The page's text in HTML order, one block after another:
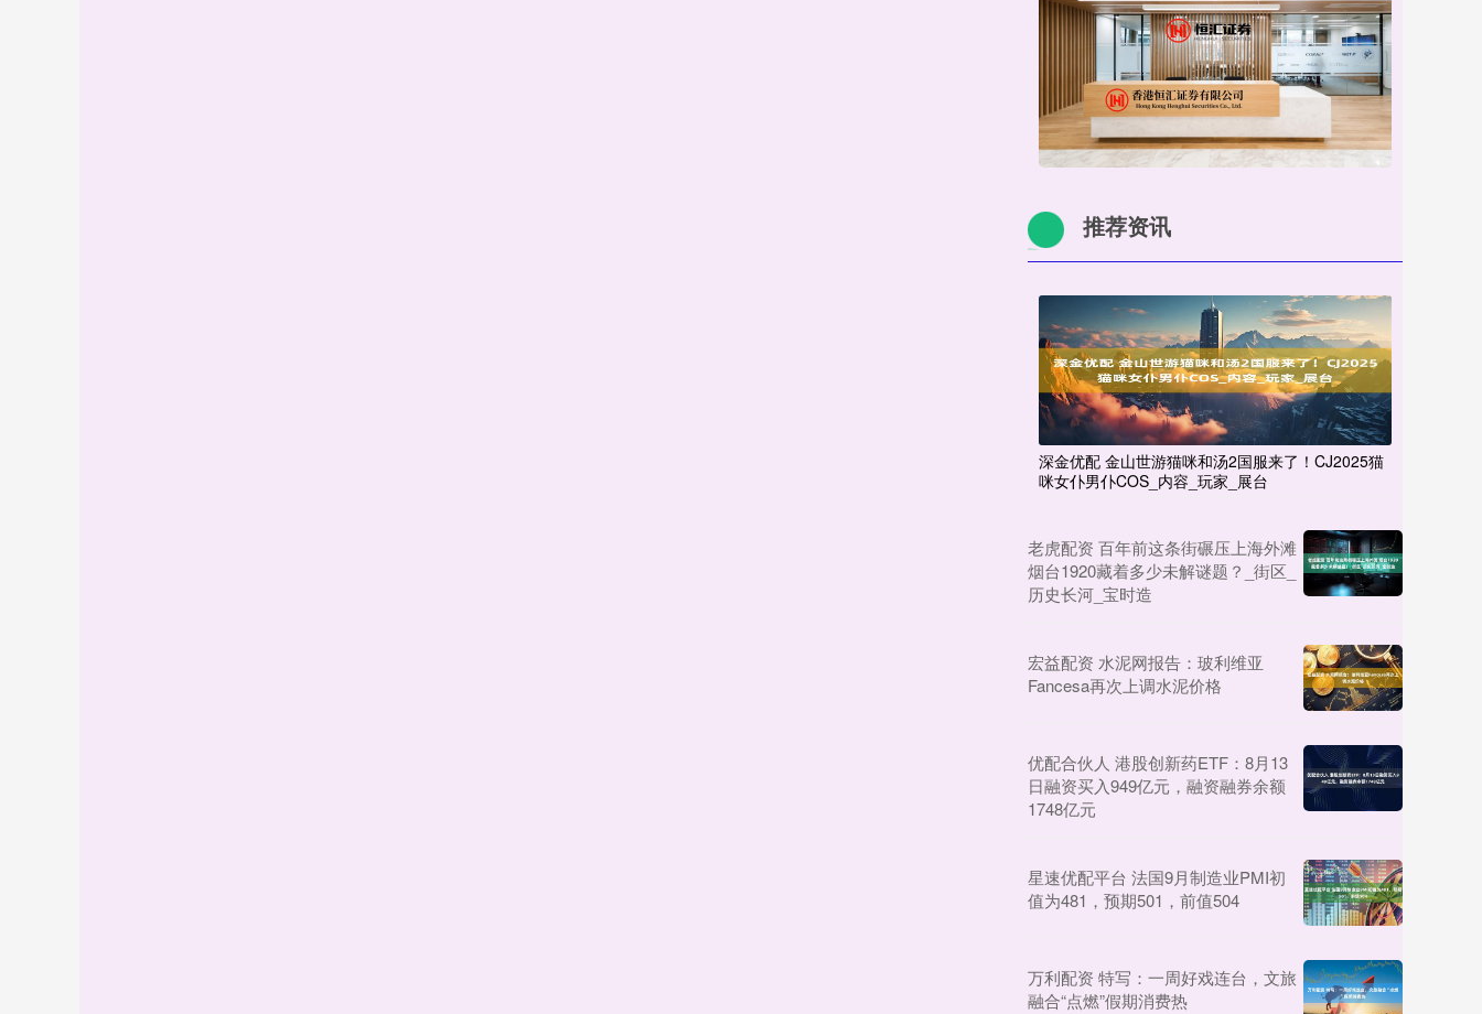
推荐资讯
深金优配 金山世游猫咪和汤2国服来了！CJ2025猫
咪女仆男仆COS_内容_玩家_展台
老虎配资 百年前这条街碾压上海外滩
烟台1920藏着多少未解谜题？_街区_
历史长河_宝时造
宏益配资 水泥网报告：玻利维亚
Fancesa再次上调水泥价格
优配合伙人 港股创新药ETF：8月13
日融资买入949亿元，融资融券余额
1748亿元
星速优配平台 法国9月制造业PMI初
值为481，预期501，前值504
万利配资 特写：一周好戏连台，文旅
融合“点燃”假期消费热